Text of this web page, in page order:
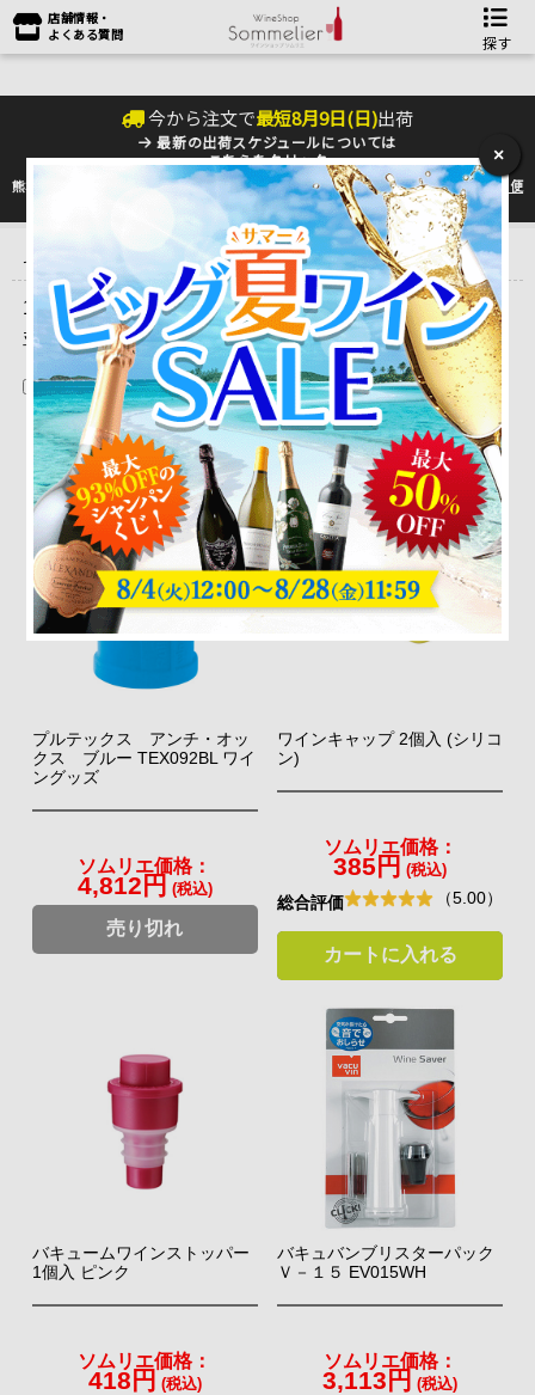
店舗情報・
よくある質問
探す
今から注文で最短8月9日(日)出荷
最新の出荷スケジュールについては
こちらをクリック
熊本地震の影響により九州への配送に遅れが生じております。最新情報は佐川急便
のHP
をご確認下さい。
ワイン雑貨＆雑誌 ＞ ワイングッズ アクセサリ ＞保存アク
セサリ
1 ～ 8 件目を表示しています。（全8件）
並べ替え
在庫切れを除く
プルテックス アンチ・オッ
クス ブルー TEX092BL ワイ
ングッズ
ソムリエ価格：
4,812円 (税込)
売り切れ
ワインキャップ 2個入 (シリコ
ン)
ソムリエ価格：
385円 (税込)
総合評価 （5.00）
カートに入れる
バキュームワインストッパー
1個入 ピンク
ソムリエ価格：
418円 (税込)
バキュバンブリスターパック
Ｖ－１５ EV015WH
ソムリエ価格：
3,113円 (税込)
×